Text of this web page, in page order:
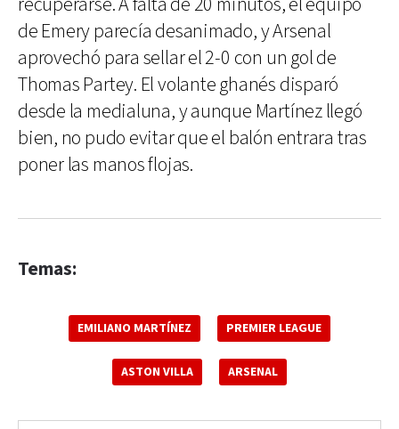
de Emery parecía desanimado, y Arsenal
aprovechó para sellar el 2-0 con un gol de
Thomas Partey. El volante ghanés disparó
desde la medialuna, y aunque Martínez llegó
bien, no pudo evitar que el balón entrara tras
poner las manos flojas.
Temas:
EMILIANO MARTÍNEZ PREMIER LEAGUE
ASTON VILLA ARSENAL